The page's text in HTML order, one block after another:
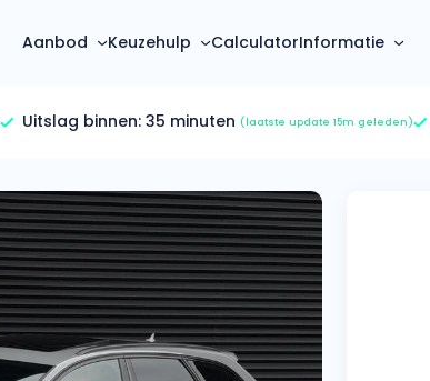
Aanbod
Mercedes-Benz
(3500+ auto's)
Volkswagen
(4500+ auto's)
Volvo
(1000+ auto's)
Keuzehulp
Hoeveel kan ik lenen?
Bereken in één minuut
Calculator
Maandbedrag berekenen
Offerte vergelijken
Wij geven jou een betere deal
CalculatorInformatie
Over ons
Gehele FAQ’s
Bekijk volledige FAQ’s
Zakelijk
Vragen over zakelijk
Uitslag binnen: 35 minuten (laatste update 15m geleden)